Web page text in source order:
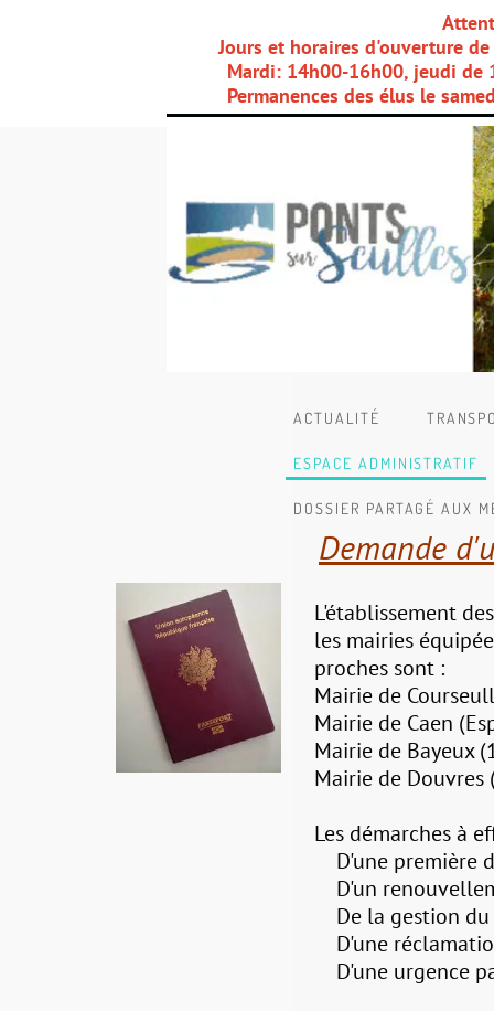
Jours et horaires d'ouverture
Mardi: 14h00-16h00, jeudi de
Permanences des élus le
ACTUALITÉ
ESPACE ADMINISTRATIF
DOSSIER PARTAGÉ AUX
Demande
L'établissement
les mairies
proches sont :
Mairie de
Mairie de Caen
Mairie de Bayeux
Mairie de Douvres
Les démarches à
D'une première
D'un
De la gestion du
D'une
D'une urgence